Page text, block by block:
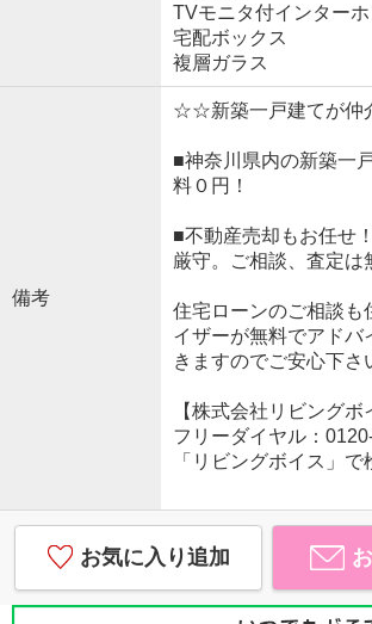
TVモニタ付インターホ
宅配ボックス
複層ガラス
備考
☆☆新築一戸建てが
■神奈川県内の新築一
料０円！
■不動産売却もお任せ
厳守。ご相談、査定は
住宅ローンのご相談も
イザーが無料でアドバ
きますのでご安心下さ
【株式会社リビングボ
フリーダイヤル：
「リビングボイス」で
お気に入り追加